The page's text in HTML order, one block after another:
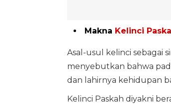
Makna Kelinci
Asal-usul kelinci sebagai
menyebutkan bahwa
dan lahirnya kehidupan
Kelinci Paskah diyakni